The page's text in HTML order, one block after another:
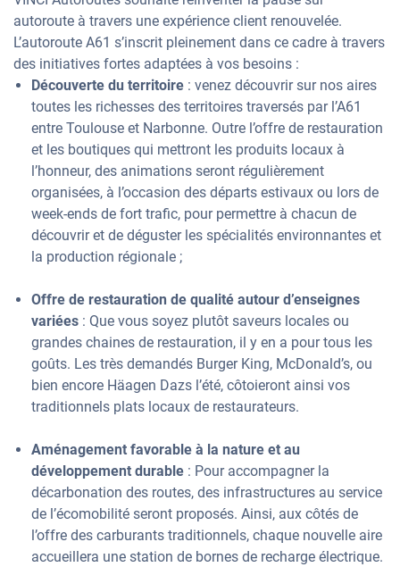
autoroute à travers une expérience client renouvelée.
L’autoroute A61 s’inscrit pleinement dans ce cadre à travers
des initiatives fortes adaptées à vos besoins :
Découverte du territoire : venez découvrir sur nos aires
toutes les richesses des territoires traversés par l’A61
entre Toulouse et Narbonne. Outre l’offre de restauration
et les boutiques qui mettront les produits locaux à
l’honneur, des animations seront régulièrement
organisées, à l’occasion des départs estivaux ou lors de
week-ends de fort trafic, pour permettre à chacun de
découvrir et de déguster les spécialités environnantes et
la production régionale ;
Offre de restauration de qualité autour d’enseignes
variées : Que vous soyez plutôt saveurs locales ou
grandes chaines de restauration, il y en a pour tous les
goûts. Les très demandés Burger King, McDonald’s, ou
bien encore Häagen Dazs l’été, côtoieront ainsi vos
traditionnels plats locaux de restaurateurs.
Aménagement favorable à la nature et au
développement durable : Pour accompagner la
décarbonation des routes, des infrastructures au service
de l’écomobilité seront proposés. Ainsi, aux côtés de
l’offre des carburants traditionnels, chaque nouvelle aire
accueillera une station de bornes de recharge électrique.